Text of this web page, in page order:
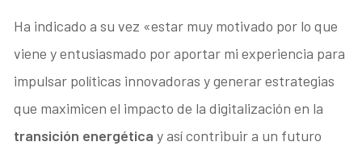
Ha indicado a su vez «estar muy motivado por lo que
viene y entusiasmado por aportar mi experiencia para
impulsar políticas innovadoras y generar estrategias
que maximicen el impacto de la digitalización en la
transición energética y así contribuir a un futuro